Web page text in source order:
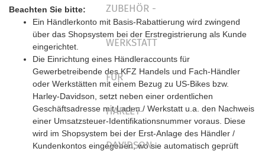
Beachten Sie bitte:
Ein Händlerkonto mit Basis-Rabattierung wird zwingend
über das Shopsystem bei der Erstregistrierung als Kunde
eingerichtet.
Die Einrichtung eines Händleraccounts für
Gewerbetreibende des KFZ Handels und Fach-Händler
oder Werkstätten mit einem Bezug zu US-Bikes bzw.
Harley-Davidson, setzt neben einer ordentlichen
Geschäftsadresse mit Laden / Werkstatt u.a. den Nachweis
einer Umsatzsteuer-Identifikationsnummer voraus. Diese
wird im Shopsystem bei der Erst-Anlage des Händler /
Kundenkontos eingegeben, wo sie automatisch geprüft